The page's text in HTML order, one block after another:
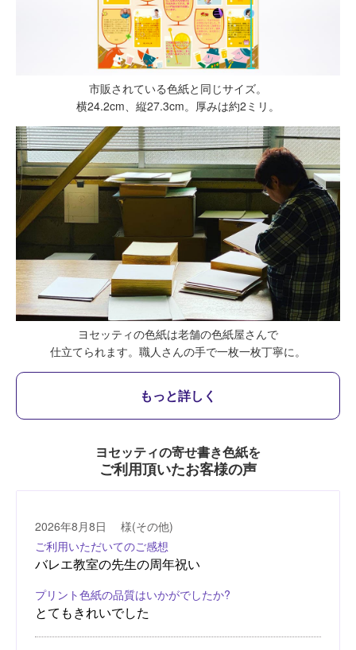
市販されている色紙と同じサイズ。
横24.2cm、縦27.3cm。厚みは約2ミリ。
ヨセッティの色紙は老舗の色紙屋さんで
仕立てられます。 職人さんの手で一枚一枚丁寧に。
もっと詳しく
ヨセッティの寄せ書き色紙を
ご利用頂いたお客様の声